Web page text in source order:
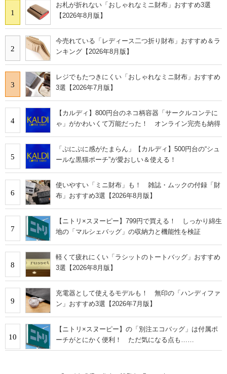
1
お札が折れない「おしゃれなミニ財布」おすすめ3選
【2026年8月版】
2
今売れている「レディース二つ折り財布」おすすめ＆ラ
ンキング【2026年8月版】
3
レジでもたつきにくい「おしゃれなミニ財布」おすすめ
3選【2026年7月版】
4
【カルディ】800円台のネコ柄容器「サークルコンテに
ゃ」がかわいくて万能だった！ オンライン完売も納得
5
「ぷにぷに感がたまらん」【カルディ】500円台の“シュ
ールな黒猫ポーチ”が愛おしい＆使える！
6
使いやすい「ミニ財布」も！ 雑誌・ムックの付録「財
布」おすすめ3選【2026年8月版】
7
【ニトリ×スヌーピー】799円で買える！ しっかり綿生
地の「マルシェバッグ」の収納力と機能性を検証
8
軽くて疲れにくい「ラシットのトートバッグ」おすすめ
3選【2026年8月版】
9
充電器として使えるモデルも！ 無印の「ハンディファ
ン」おすすめ3選【2026年7月版】
10
【ニトリ×スヌーピー】の「別注エコバッグ」は付属ポ
ーチがとにかく便利！ ただ気になる点も……